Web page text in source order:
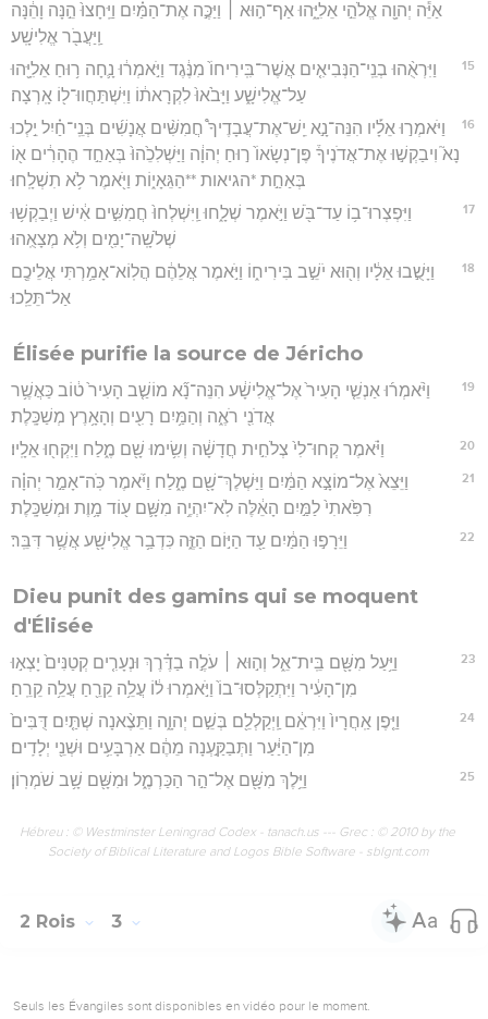
אַיֵּ֕ה יְהוָ֖ה אֱלֹהֵ֣י אֵלִיָּ֑הוּ אַף־ה֣וּא ׀ וַיַּכֶּ֣ה אֶת־הַמַּ֗יִם וַיֵּֽחָצוּ֙ הֵ֣נָּה וָהֵ֔נָּה
וַֽיַּעֲבֹ֖ר אֱלִישָֽׁע׃
15
וַיִּרְאֻ֨הוּ בְנֵֽי־הַנְּבִיאִ֤ים אֲשֶׁר־בִּֽירִיחוֹ֙ מִנֶּ֔גֶד וַיֹּ֣אמְר֔וּ נָ֛חָה ר֥וּחַ אֵלִיָּ֖הוּ
עַל־אֱלִישָׁ֑ע וַיָּבֹ֙אוּ֙ לִקְרָאת֔וֹ וַיִּשְׁתַּחֲווּ־ל֖וֹ אָֽרְצָה׃
16
וַיֹּאמְר֣וּ אֵלָ֡יו הִנֵּה־נָ֣א יֵֽשׁ־אֶת־עֲבָדֶיךָ֩ חֲמִשִּׁ֨ים אֲנָשִׁ֜ים בְּנֵֽי־חַ֗יִל יֵ֣לְכוּ
נָא֮ וִיבַקְשׁ֣וּ אֶת־אֲדֹנֶיךָ֒ פֶּן־נְשָׂאוֹ֙ ר֣וּחַ יְהוָ֔ה וַיַּשְׁלִכֵ֙הוּ֙ בְּאַחַ֣ד הֶהָרִ֔ים א֖וֹ
בְּאַחַ֣ת *הגיאות **הַגֵּאָי֑וֹת וַיֹּ֖אמֶר לֹ֥א תִשְׁלָֽחוּ׃
17
וַיִּפְצְרוּ־ב֥וֹ עַד־בֹּ֖שׁ וַיֹּ֣אמֶר שְׁלָ֑חוּ וַֽיִּשְׁלְחוּ֙ חֲמִשִּׁ֣ים אִ֔ישׁ וַיְבַקְשׁ֥וּ
שְׁלֹשָֽׁה־יָמִ֖ים וְלֹ֥א מְצָאֻֽהוּ׃
18
וַיָּשֻׁ֣בוּ אֵלָ֔יו וְה֖וּא יֹשֵׁ֣ב בִּירִיח֑וֹ וַיֹּ֣אמֶר אֲלֵהֶ֔ם הֲלֽוֹא־אָמַ֥רְתִּי אֲלֵיכֶ֖ם
אַל־תֵּלֵֽכוּ׃
Élisée purifie la source de Jéricho
19
וַיֹּ֨אמְר֜וּ אַנְשֵׁ֤י הָעִיר֙ אֶל־אֱלִישָׁ֔ע הִנֵּה־נָ֞א מוֹשַׁ֤ב הָעִיר֙ ט֔וֹב כַּאֲשֶׁ֥ר
אֲדֹנִ֖י רֹאֶ֑ה וְהַמַּ֥יִם רָעִ֖ים וְהָאָ֥רֶץ מְשַׁכָּֽלֶת׃
20 וַיֹּ֗אמֶר קְחוּ־לִי֙ צְלֹחִ֣ית חֲדָשָׁ֔ה וְשִׂ֥ימוּ שָׁ֖ם מֶ֑לַח וַיִּקְח֖וּ אֵלָֽיו׃
21
וַיֵּצֵא֙ אֶל־מוֹצָ֣א הַמַּ֔יִם וַיַּשְׁלֶךְ־שָׁ֖ם מֶ֑לַח וַיֹּ֜אמֶר כֹּֽה־אָמַ֣ר יְהוָ֗ה
רִפִּ֙אתִי֙ לַמַּ֣יִם הָאֵ֔לֶּה לֹֽא־יִהְיֶ֥ה מִשָּׁ֛ם ע֖וֹד מָ֥וֶת וּמְשַׁכָּֽלֶת׃
22 וַיֵּרָפ֣וּ הַמַּ֔יִם עַ֖ד הַיּ֣וֹם הַזֶּ֑ה כִּדְבַ֥ר אֱלִישָׁ֖ע אֲשֶׁ֥ר דִּבֵּֽר׃
Dieu punit des gamins qui se moquent
d'Élisée
23
וַיַּ֥עַל מִשָּׁ֖ם בֵּֽית־אֵ֑ל וְה֣וּא ׀ עֹלֶ֣ה בַדֶּ֗רֶךְ וּנְעָרִ֤ים קְטַנִּים֙ יָצְא֣וּ
מִן־הָעִ֔יר וַיִּתְקַלְּסוּ־בוֹ֙ וַיֹּ֣אמְרוּ ל֔וֹ עֲלֵ֥ה קֵרֵ֖חַ עֲלֵ֥ה קֵרֵֽחַ׃
24
וַיִּ֤פֶן אַֽחֲרָיו֙ וַיִּרְאֵ֔ם וַֽיְקַלְלֵ֖ם בְּשֵׁ֣ם יְהוָ֑ה וַתֵּצֶ֨אנָה שְׁתַּ֤יִם דֻּבִּים֙
מִן־הַיַּ֔עַר וַתְּבַקַּ֣עְנָה מֵהֶ֔ם אַרְבָּעִ֥ים וּשְׁנֵ֖י יְלָדִֽים׃
25 וַיֵּ֥לֶךְ מִשָּׁ֖ם אֶל־הַ֣ר הַכַּרְמֶ֑ל וּמִשָּׁ֖ם שָׁ֥ב שֹׁמְרֽוֹן׃
Hébreu : © Westminster Leningrad Codex - tanach.us --- Grec : © 2010 by the
Society of Biblical Literature and Logos Bible Software - sblgnt.com
2 Rois 3
Seuls les Évangiles sont disponibles en vidéo pour le moment.